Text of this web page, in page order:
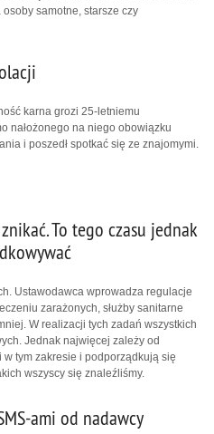
samotne, starsze czy
karna grozi 25-letniemu
nałożonego na niego obowiązku
i poszedł spotkać się ze znajomymi.
To tego czasu jednak
Ustawodawca wprowadza regulacje
zarażonych, służby sanitarne
W realizacji tych zadań wszystkich
Jednak najwięcej zależy od
w tym zakresie i podporządkują się
wszyscy się znaleźliśmy.
ami od nadawcy